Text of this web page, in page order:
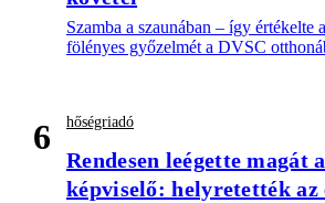
Szamba a szaunában – így értékelte
fölényes győzelmét a DVSC
6 hőségriadó
Rendesen leégette magát
képviselő: helyretették az